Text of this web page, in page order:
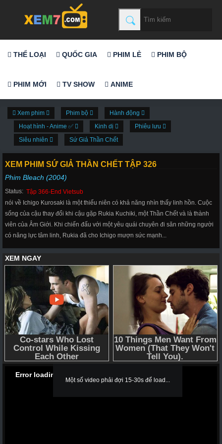
THỂ LOẠI QUỐC GIA PHIM LẺ PHIM BỘ
PHIM MỚI TV SHOW ANIME
Xem phim Phim bộ
Hành động
Hoạt hình - Anime ✅
Kinh dị
Phiêu lưu
Siêu nhiên
Sứ Giả Thần Chết
XEM PHIM SỨ GIẢ THẦN CHẾT TẬP 326
Phim Bleach (2004)
Status: Tập 366-End Vietsub
nói về Ichigo Kurosaki là một thiếu niên có khả năng nhìn thấy linh hồn. Cuộc
sống của cậu thay đổi khi cậu gặp Rukia Kuchiki, một Thần Chết và là thành
viên của Âm Giới. Khi chiến đấu với một yêu quái chuyên đi săn những người
có năng lực tâm linh, Rukia đã cho Ichigo mượn sức mạnh...
Một số video phải đợi 15-30s để load...
Error loading media: File could not be played